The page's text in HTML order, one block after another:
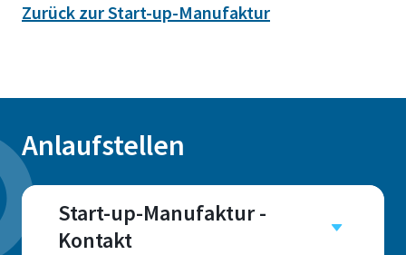
Zurück zur Start-up-Manufaktur
Anlaufstellen
Start-up-Manufaktur -
Kontakt